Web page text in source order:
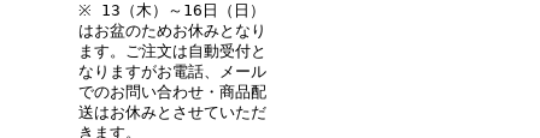
※ 13（木）～16日（日）
はお盆のためお休みとなり
ます。ご注文は自動受付と
なりますがお電話、メール
でのお問い合わせ・商品配
送はお休みとさせていただ
きます。